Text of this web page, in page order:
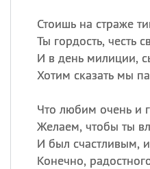
Стоишь на страже
Ты гордость, честь
И в день милиции,
Хотим сказать мы
Что любим очень и
Желаем, чтобы ты
И был счастливым,
Конечно,